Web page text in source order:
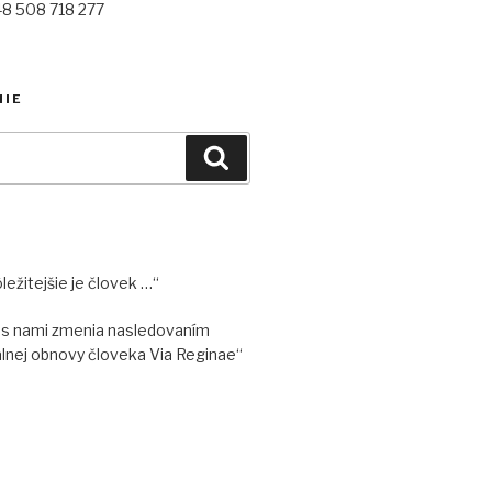
508 718 277
je človek …“
nami zmenia nasledovaním
obnovy človeka Via Reginae“